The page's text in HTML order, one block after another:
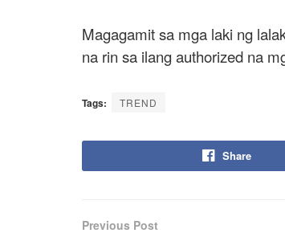
Magagamit sa mga laki ng
na rin sa ilang authorized na
Tags: TREND
Share
Previous Post